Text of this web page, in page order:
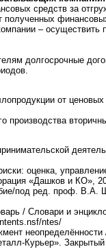
средств за
– осуществить
долгосрочные
от
производства
оценка,
«Дашков и КО»,
под ред. проф.
/ Словари и
ntes/
Курьер».